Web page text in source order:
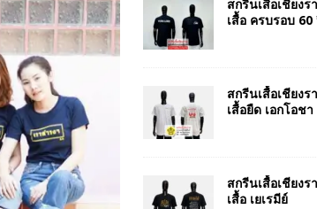
ผลงานล่าสุด
รถไฟฟ้าสายสีชมพู
สกรีนเสื้อเชียง
เสื้อ ครบรอบ
สกรีนเสื้อเชียง
เสื้อยืด เอกโอชา
สกรีนเสื้อเชียง
เสื้อ เยเรมีย์